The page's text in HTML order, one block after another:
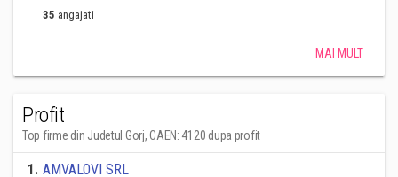
35 angajati
MAI MULT
Profit
Top firme din Judetul Gorj, CAEN: 4120 dupa profit
1. AMVALOVI SRL